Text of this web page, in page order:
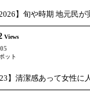
】旬や時期 地元民が
Views
ット
】清潔感あって女性に